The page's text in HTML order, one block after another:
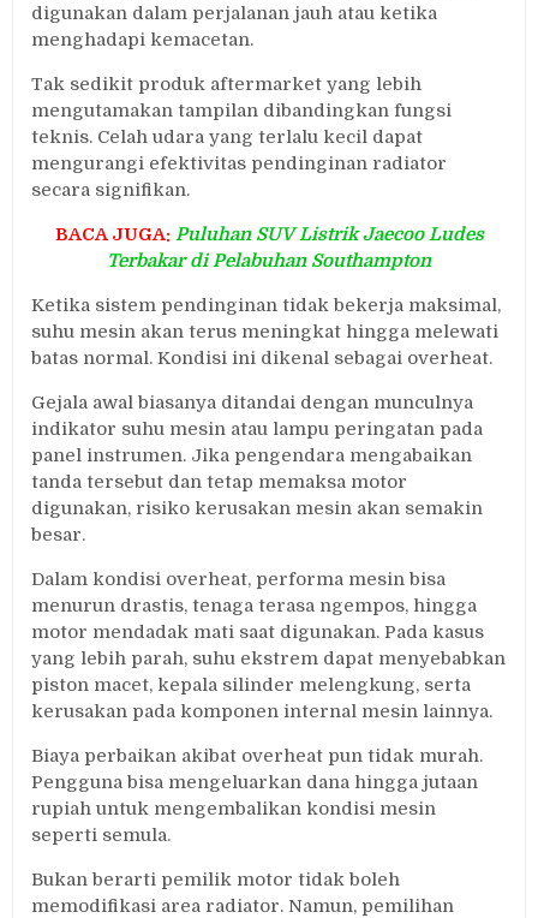
digunakan dalam perjalanan jauh atau ketika
menghadapi kemacetan.
Tak sedikit produk aftermarket yang lebih
mengutamakan tampilan dibandingkan fungsi
teknis. Celah udara yang terlalu kecil dapat
mengurangi efektivitas pendinginan radiator
secara signifikan.
BACA JUGA: Puluhan SUV Listrik Jaecoo Ludes
Terbakar di Pelabuhan Southampton
Ketika sistem pendinginan tidak bekerja maksimal,
suhu mesin akan terus meningkat hingga melewati
batas normal. Kondisi ini dikenal sebagai overheat.
Gejala awal biasanya ditandai dengan munculnya
indikator suhu mesin atau lampu peringatan pada
panel instrumen. Jika pengendara mengabaikan
tanda tersebut dan tetap memaksa motor
digunakan, risiko kerusakan mesin akan semakin
besar.
Dalam kondisi overheat, performa mesin bisa
menurun drastis, tenaga terasa ngempos, hingga
motor mendadak mati saat digunakan. Pada kasus
yang lebih parah, suhu ekstrem dapat menyebabkan
piston macet, kepala silinder melengkung, serta
kerusakan pada komponen internal mesin lainnya.
Biaya perbaikan akibat overheat pun tidak murah.
Pengguna bisa mengeluarkan dana hingga jutaan
rupiah untuk mengembalikan kondisi mesin
seperti semula.
Bukan berarti pemilik motor tidak boleh
memodifikasi area radiator. Namun, pemilihan